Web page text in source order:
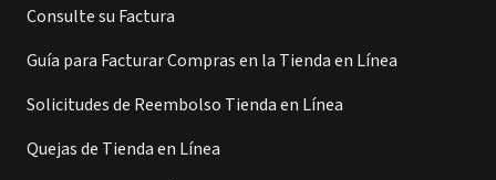
Consulte su Factura
Guía para Facturar Compras en la Tienda en Línea
Solicitudes de Reembolso Tienda en Línea
Quejas de Tienda en Línea